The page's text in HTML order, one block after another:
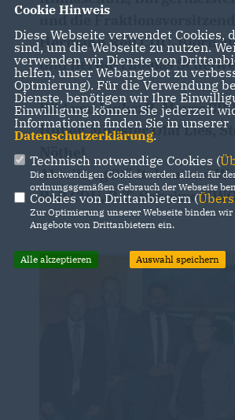
und die
Hermann Reil CDU, Björn
und Bernd-Thomas
Bild von Links: B. Meyer
Huber, Minister Olaf Lies,
Nöthel
Abteilung Städtebau und
Reil CDU, B-T. Scheiwe
Cookie Hinweis
Diese Webseite verwendet Cookies,
sind, um die Webseite zu nutzen.
verwenden wir Dienste von
helfen, unser Webangebot zu
Optmierung). Für die Verwendung
Dienste, benötigen wir Ihre
Einwilligung können Sie jederzeit
Informationen finden Sie in unserer
Datenschutzerklärung.
Technisch notwendige Cookies (
Die notwendigen Cookies werden allein für
ordnungsgemäßen Gebrauch der Webseite
Cookies von Drittanbietern (
Zur Optimierung unserer Webseite binden wir
Angebote von Drittanbietern ein.
Alle akzeptieren Auswahl speichern